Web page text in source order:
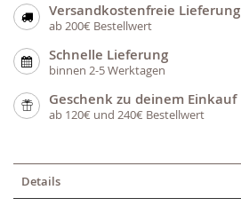
Versandkostenfreie Lieferung
ab 200€ Bestellwert
Schnelle Lieferung
binnen 2-5 Werktagen
Geschenk zu deinem Einkauf
ab 120€ und 240€ Bestellwert
Details